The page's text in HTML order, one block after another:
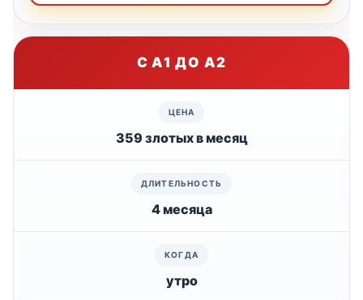
С A1 ДО A2
359 злотых в месяц
4 месяца
утро